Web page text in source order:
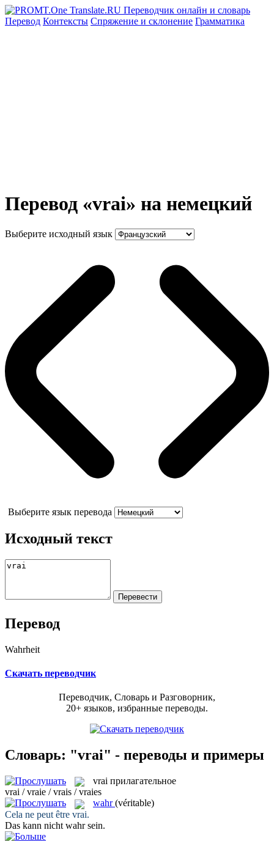
Перевод Контексты Спряжение и склонение Грамматика
Перевод «vrai» на немецкий
Выберите исходный язык
Выберите язык перевода
Исходный текст
Перевод
Wahrheit
Скачать переводчик
Переводчик, Словарь и Разговорник,
20+ языков, избранные переводы.
Словарь: "vrai" - переводы и примеры
vrai прилагательное
vrai / vraie / vrais / vraies
wahr (véritable)
Cela ne peut être vrai.
Das kann nicht wahrsein.